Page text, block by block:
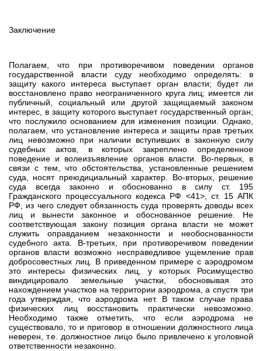
Заключение
Полагаем, что при противоречивом поведении органов
государственной власти суду необходимо определять: в
защиту какого интереса выступает орган власти; будет ли
восстановлено право неограниченного круга лиц; имеется ли
публичный, социальный или другой защищаемый законом
интерес, в защиту которого выступает государственный орган;
что послужило основанием для изменения позиции. Однако,
полагаем, что установление интереса и защиты прав третьих
лиц невозможно при наличии вступивших в законную силу
судебных актов, в которых закреплено определенное
поведение и волеизъявление органов власти. Во-первых, в
связи с тем, что обстоятельства, установленные решением
суда, носят преюдициальный характер. Во-вторых, решение
суда всегда законно и обоснованно в силу ст. 195
Гражданского процессуального кодекса РФ <41>, ст. 15 АПК
РФ, из чего следует обязанность суда проверять доводы всех
лиц и вынести законное и обоснованное решение. Не
соответствующая закону позиция органа власти не может
служить оправданием незаконности и необоснованности
судебного акта. В-третьих, при противоречивом поведении
органов власти возможно несправедливое ущемление прав
добросовестных лиц. В приведенном примере с аэродромом
это интересы физических лиц, у которых Росимущество
виндицировало земельные участки, обосновывая это
нахождением участков на территории аэродрома, а спустя три
года утверждая, что аэродрома нет. В таком случае права
физических лиц восстановить практически невозможно.
Необходимо также отметить, что если аэродрома не
существовало, то и приговор в отношении должностного лица
неверен, т.е. должностное лицо было привлечено к уголовной
ответственности незаконно.